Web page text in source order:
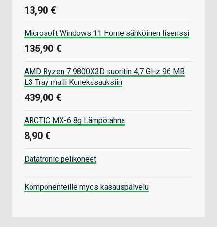
13,90 €
Microsoft Windows 11 Home sähköinen lisenssi
135,90 €
AMD Ryzen 7 9800X3D suoritin 4,7 GHz 96 MB
L3 Tray malli Konekasauksiin
439,00 €
ARCTIC MX-6 8g Lämpötahna
8,90 €
Datatronic pelikoneet
Komponenteille myös kasauspalvelu